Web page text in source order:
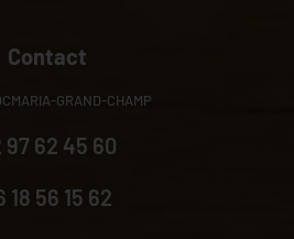
Contact
GRAND-CHAMP
97 62 45 60
18 56 15 62